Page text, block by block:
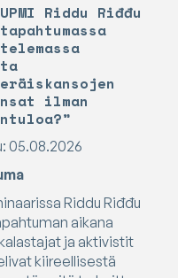
Riddu Riđđu
ilman
05.08.2026
Riddu Riđđu
aikana
ja aktivistit
kiireellisestä